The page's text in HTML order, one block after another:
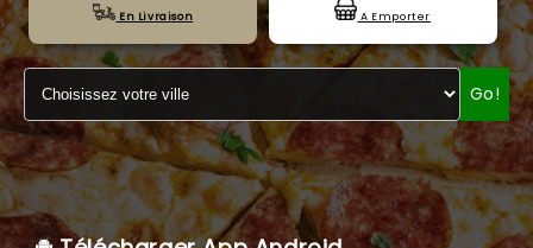
VOS AVIS
MENTIONS LÉGALES
C.G.V
En Livraison A Emporter
Go!